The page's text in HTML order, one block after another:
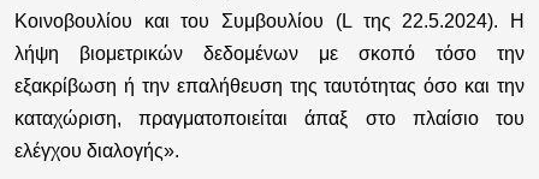
Κοινοβουλίου και του Συμβουλίου (L της 22.5.2024). Η
λήψη βιομετρικών δεδομένων με σκοπό τόσο την
εξακρίβωση ή την επαλήθευση της ταυτότητας όσο και την
καταχώριση, πραγματοποιείται άπαξ στο πλαίσιο του
ελέγχου διαλογής».